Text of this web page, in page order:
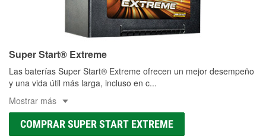
Super Start® Extreme
Las baterías Super Start® Extreme ofrecen un mejor desempeño
y una vida útil más larga, incluso en c...
Mostrar más
COMPRAR SUPER START EXTREME